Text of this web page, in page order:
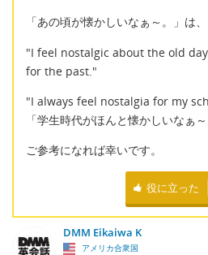
「あの頃が懐かしいなぁ～。」は、
"I feel nostalgic about the old
for the past."
"I always feel nostalgia for my
「学生時代がほんと懐かしいなぁ～
ご参考になれば幸いです。
役に立った
DMM Eikaiwa K
アメリカ合衆国